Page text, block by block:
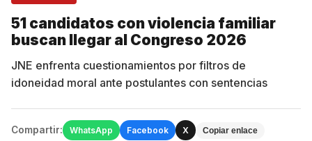
51 candidatos con violencia familiar
buscan llegar al Congreso 2026
JNE enfrenta cuestionamientos por filtros de
idoneidad moral ante postulantes con sentencias
Compartir: WhatsApp Facebook X Copiar enlace